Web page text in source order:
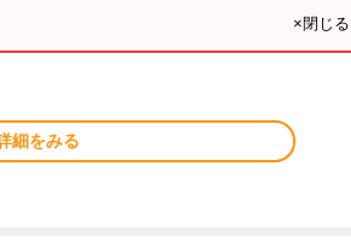
×閉じる
細をみる